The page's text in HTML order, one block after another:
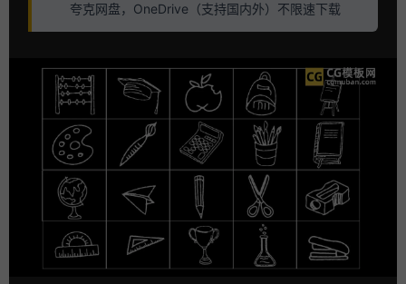
夸克网盘，OneDrive（支持国内外）不限速下载